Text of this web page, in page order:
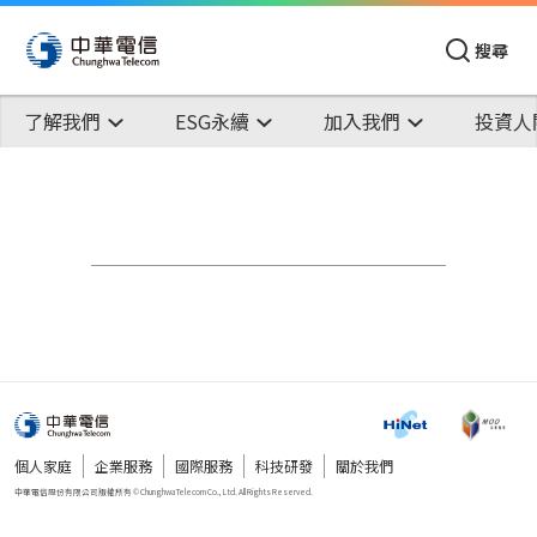
搜尋
了解我們 ESG永續 加入我們 投資
個人家庭 企業服務 國際服務 科技研發 關於我們